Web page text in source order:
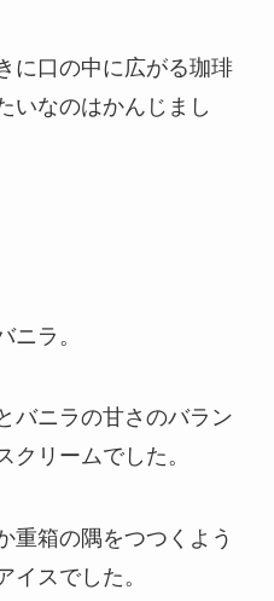
に口の中に広がる珈琲
いなのはかんじまし
ニラ。
バニラの甘さのバラン
クリームでした。
重箱の隅をつつくよう
イスでした。